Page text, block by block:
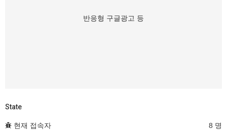
반응형 구글광고 등
State
현재 접속자
8 명